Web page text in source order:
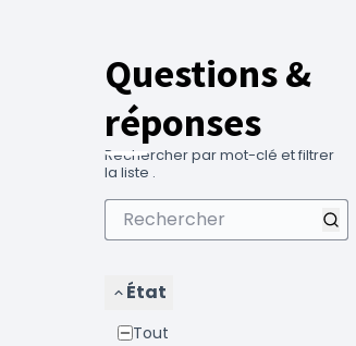
Questions &
réponses
Rechercher par mot-clé et filtrer
la liste .
État
Tout